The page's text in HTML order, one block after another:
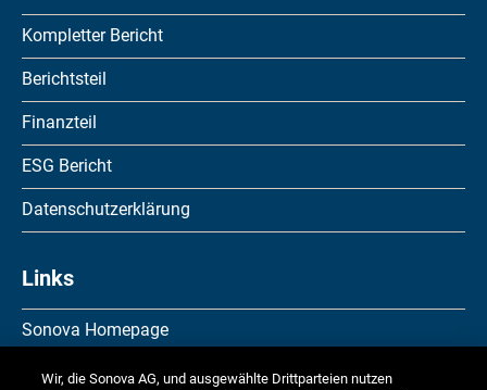
Kompletter Bericht
Berichtsteil
Finanzteil
ESG Bericht
Datenschutzerklärung
Links
Sonova Homepage
Investor Relations
Wir, die Sonova AG, und ausgewählte Drittparteien nutzen